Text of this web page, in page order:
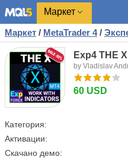
Маркет
Маркет / MetaTrader 4 /
Exp4 THE
by Vladislav
60 USD
Категория:
Активации:
Скачано демо: